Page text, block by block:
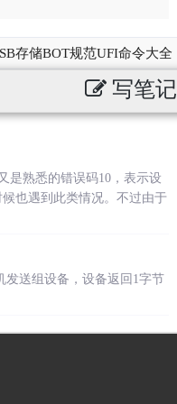
存储BOT规范UFI命令大全
写笔记
是熟悉的错误码10，表示设
也遇到此类情况。不过由于
发送组设备，设备返回1字节